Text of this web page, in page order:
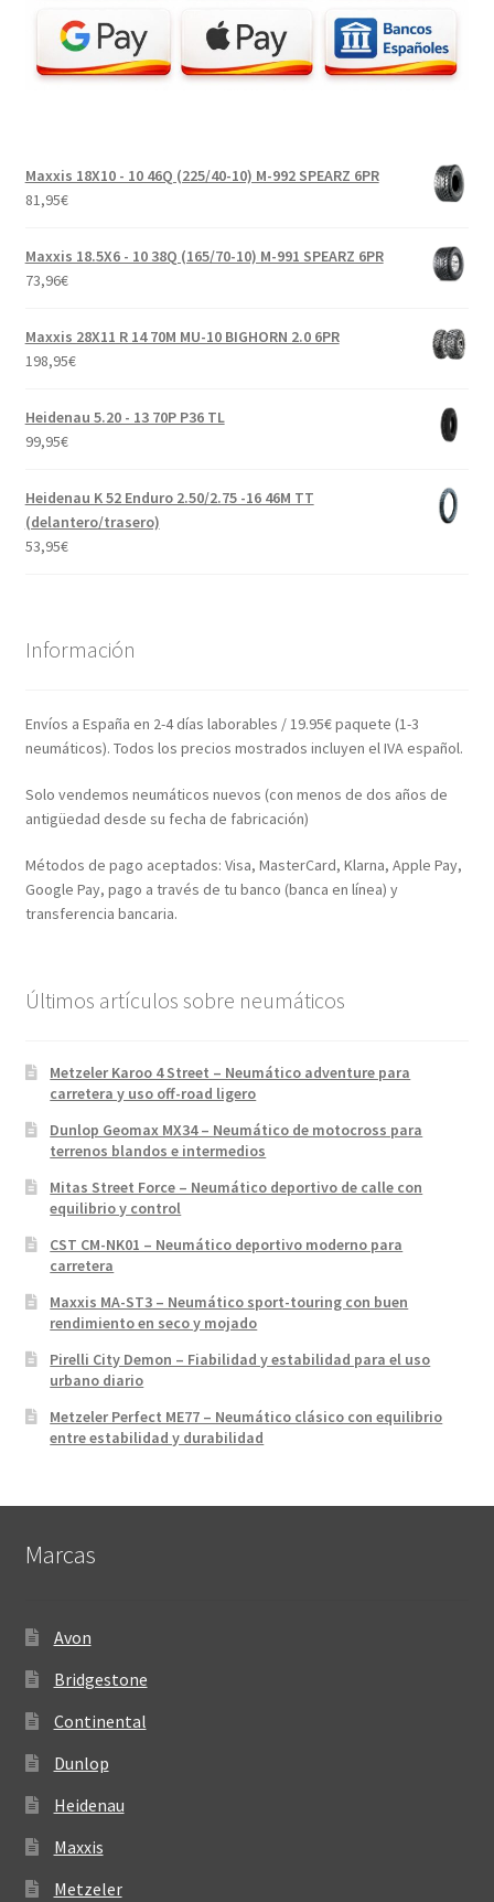
Maxxis 18X10 - 10 46Q (225/40-10) M-992 SPEARZ 6PR
81,95€
Maxxis 18.5X6 - 10 38Q (165/70-10) M-991 SPEARZ 6PR
73,96€
Maxxis 28X11 R 14 70M MU-10 BIGHORN 2.0 6PR
198,95€
Heidenau 5.20 - 13 70P P36 TL
99,95€
Heidenau K 52 Enduro 2.50/2.75 -16 46M TT
(delantero/trasero)
53,95€
Información
Envíos a España en 2-4 días laborables / 19.95€ paquete (1-3
neumáticos). Todos los precios mostrados incluyen el IVA español.
Solo vendemos neumáticos nuevos (con menos de dos años de
antigüedad desde su fecha de fabricación)
Métodos de pago aceptados: Visa, MasterCard, Klarna, Apple Pay,
Google Pay, pago a través de tu banco (banca en línea) y
transferencia bancaria.
Últimos artículos sobre neumáticos
Metzeler Karoo 4 Street – Neumático adventure para
carretera y uso off-road ligero
Dunlop Geomax MX34 – Neumático de motocross para
terrenos blandos e intermedios
Mitas Street Force – Neumático deportivo de calle con
equilibrio y control
CST CM-NK01 – Neumático deportivo moderno para
carretera
Maxxis MA-ST3 – Neumático sport-touring con buen
rendimiento en seco y mojado
Pirelli City Demon – Fiabilidad y estabilidad para el uso
urbano diario
Metzeler Perfect ME77 – Neumático clásico con equilibrio
entre estabilidad y durabilidad
Marcas
Avon
Bridgestone
Continental
Dunlop
Heidenau
Maxxis
Metzeler